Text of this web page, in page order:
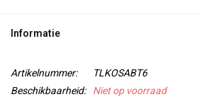
Informatie
Artikelnummer:
TLKOSABT6
Beschikbaarheid:
Niet op voorraad